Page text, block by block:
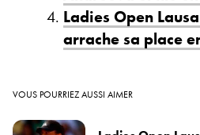
Ladies Open
arrache sa place
VOUS POURRIEZ AUSSI AIMER